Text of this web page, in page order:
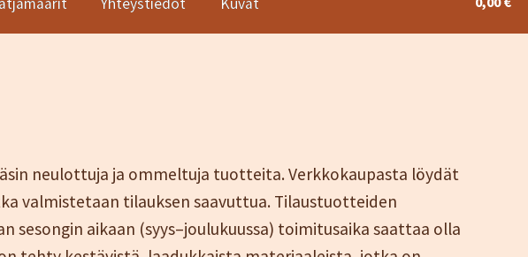
Yhteystiedot Kuvat
KatjamaaritNaisten vaatteetNeuleetOma tiliOstoskori
neulottuja ja ommeltuja tuotteita. Verkkokaupasta löydät
valmistetaan tilauksen saavuttua. Tilaustuotteiden
sesongin aikaan (syys–joulukuussa) toimitusaika saattaa olla